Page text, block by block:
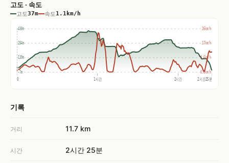
고도 · 속도
고도37m 속도1.1km/h
0 1시간 2시간 2시간25분
430m
284m
139m
-7m
26km/h
17km/h
8.6km/h
0.0km/h
기록
거리 11.7 km
시간 2시간 25분